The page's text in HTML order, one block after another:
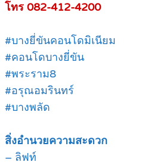
โทร 082-412-4200
#บางยี่ขันคอนโดมิเนียม
#คอนโดบางยี่ขัน
#พระราม8
#อรุณอมรินทร์
#บางพลัด
สิ่งอำนวยความสะดวก
– ลิฟท์